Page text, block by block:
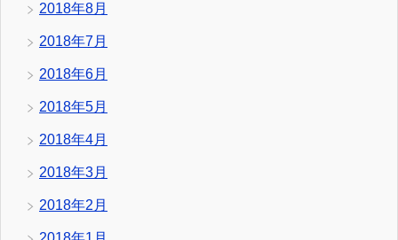
2018年8月
2018年7月
2018年6月
2018年5月
2018年4月
2018年3月
2018年2月